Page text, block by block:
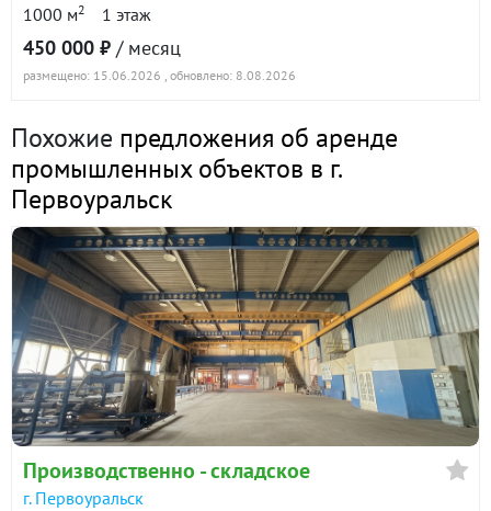
1000 м2 1 этаж
450 000 ₽ / месяц
размещено: 15.06.2026 , обновлено: 8.08.2026
Похожие предложения об аренде
промышленных объектов в г.
Первоуральск
Производственно - складское
г. Первоуральск